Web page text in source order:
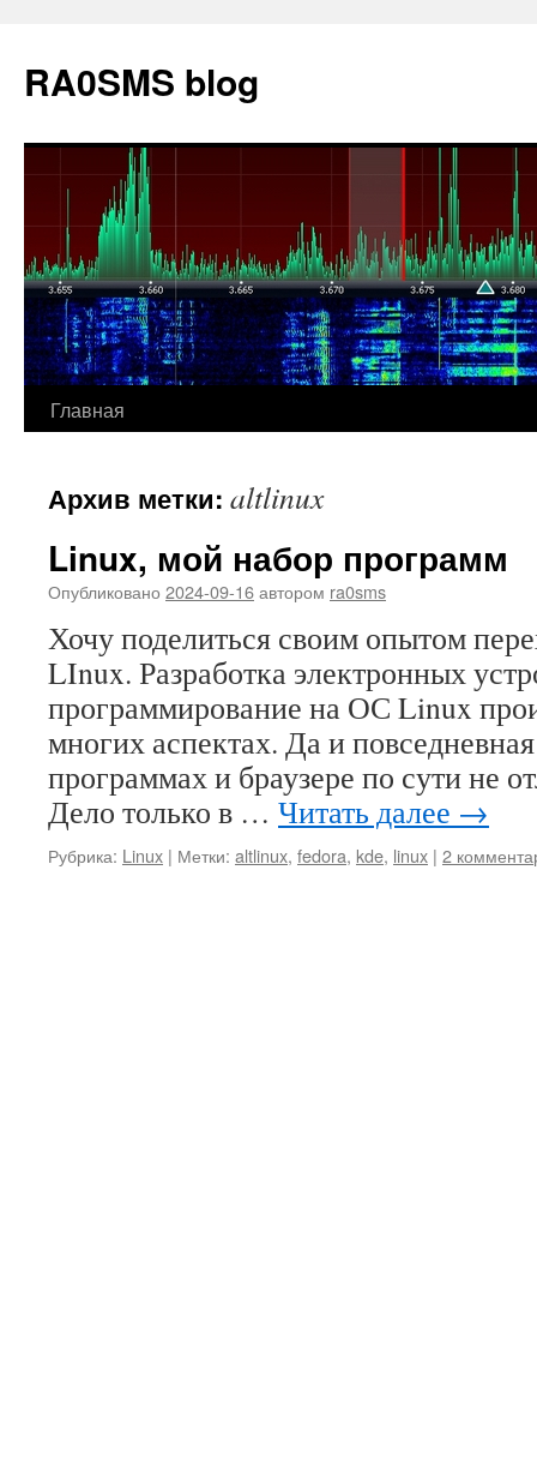
содержимому
RA0SMS blog
Главная
Архив метки: altlinux
Linux, мой набор программ
Опубликовано 2024-09-16автором ra0sms
Хочу поделиться своим опытом
LInux. Разработка электронных
программирование на ОС Linux
многих аспектах. Да и
программах и браузере по сути не
Дело только в … Читать далее →
Рубрика: Linux | Метки: altlinux, fedora, kde, linux | 2